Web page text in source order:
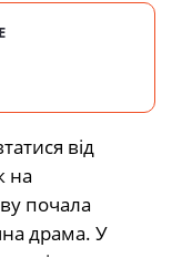
від
на
почала
драма. У